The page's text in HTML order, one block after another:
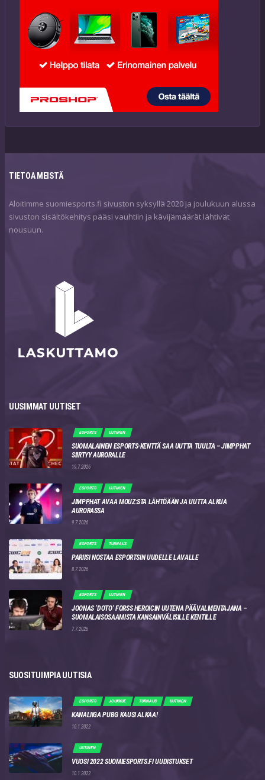
TIETOA MEISTÄ
Aloitimme suomiesports.fi sivuston syksyllä 2020 ja joulukuun alussa
sivuston sisältökehitys pääsi vauhtiin ja kävijämäärät lähtivät
nousuun.
UUSIMMAT UUTISET
ESPORTS UUTINEN
SUOMALAINEN ESPORTS-KENTTÄ SAA UUTTA TUULTA – JIMPPHAT
SIIRTYY AURORALLE
19.7.2026
ESPORTS UUTINEN
JIMPPHAT AVAA MOUZ:STA LÄHTÖÄÄN JA UUTTA ALKUA
AURORASSA
9.7.2026
ESPORTS TURNAUS
PARIISI NOSTAA ESPORTSIN UUDELLE LAVALLE
8.7.2026
ESPORTS UUTINEN
JOONAS ‘DOTO’ FORSS HEROICIN UUTENA PÄÄVALMENTAJANA –
SUOMALAISOSAAMISTA KANSAINVÄLISILLE KENTILLE
7.7.2026
SUOSITUIMPIA UUTISIA
ESPORTS JOUKKUE TURNAUS UUTINEN
KANALIIGA PUBG KAUSI ALKAA!
10.1.2022
UUTINEN
VUOSI 2022 SUOMIESPORTS.FI UUDISTUKSET
10.1.2022